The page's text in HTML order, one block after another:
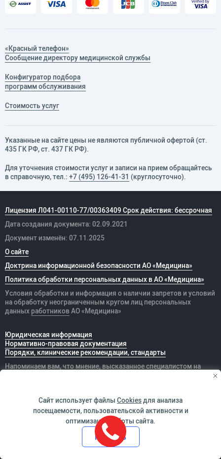
«Красный телефон»
Сообщение директору медицинской службы
Конфигуратор подбора
программ обслуживания
Стоимость услуг
Указанные на сайте цены не являются публичной офертой (ст.
435 ГК РФ, cт. 437 ГК РФ).
Для уточнения стоимости услуг и записи на прием обращайтесь
в справочную, тел.: +7 (495) 126-41-31 (круглосуточно).
Лицензия Л041-00110-77/00363409 Срок действия: бессрочная
Дата создания документа: 02.09.2021
Документ изменён: 07.11.2025
О сайте
Доктрина информационной безопасности АО «Медицина»
Политика обработки персональных данных в АО «Медицина»
Условия обработки и информация о наличии запретов и условий
на обработку неограниченным кругом лиц персональных
данных работников АО «Медицина»
Юридическая информация
Нормативно-правовая документация
Порядки, клинические рекомендации, стандарты
Напоминаем вам, что мнение, высказанное специалистом на
Информация о специальной оценке условий труда в АО
"Медицина"
Кодекс корпоративной этики и поведения сотрудников
Про этические принципы
Сайт использует файлы Cookiesдля анализа
посещаемости, пользовательской активности и
оптимизации работы сайта.
Принять